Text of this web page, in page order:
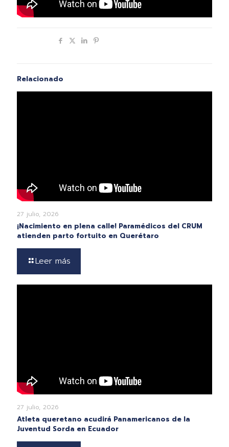
Relacionado
27 julio, 2026
¡Nacimiento en plena calle! Paramédicos del CRUM
atienden parto fortuito en Querétaro
Leer más
27 julio, 2026
Atleta queretano acudirá Panamericanos de la
Juventud Sorda en Ecuador